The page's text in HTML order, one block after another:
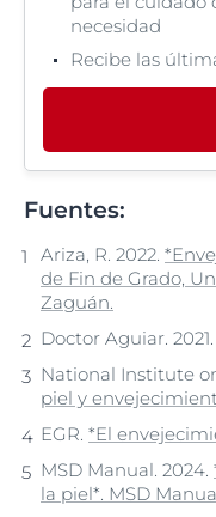
necesidad
Recibe las
Fuentes:
Ariza, R. 2022.
de Fin de Grado,
Zaguán.
Doctor Aguiar. 2021.
National Institute
piel y
EGR. *El
MSD Manual. 2024.
la piel*. MSD